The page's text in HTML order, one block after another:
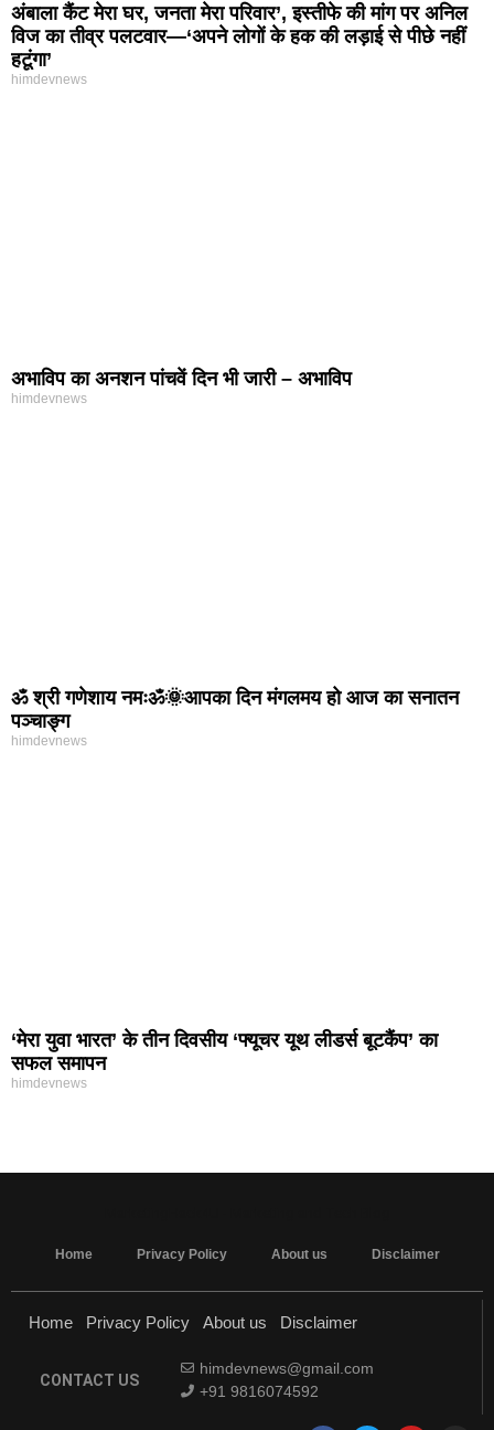
अंबाला कैंट मेरा घर, जनता मेरा परिवार’, इस्तीफे की मांग पर अनिल
विज का तीव्र पलटवार—‘अपने लोगों के हक की लड़ाई से पीछे नहीं
हटूंगा’
himdevnews
अभाविप का अनशन पांचवें दिन भी जारी – अभाविप
himdevnews
ॐ श्री गणेशाय नमःॐ🌞आपका दिन मंगलमय हो आज का सनातन
पञ्चाङ्ग
himdevnews
‘मेरा युवा भारत’ के तीन दिवसीय ‘फ्यूचर यूथ लीडर्स बूटकैंप’ का
सफल समापन
himdevnews
Home Privacy Policy About us Disclaimer
Home Privacy Policy About us Disclaimer
CONTACT US
himdevnews@gmail.com
+91 9816074592